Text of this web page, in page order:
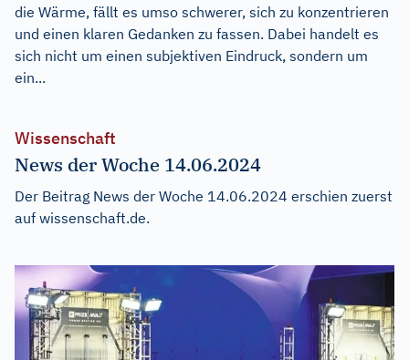
die Wärme, fällt es umso schwerer, sich zu konzentrieren
und einen klaren Gedanken zu fassen. Dabei handelt es
sich nicht um einen subjektiven Eindruck, sondern um
ein...
Wissenschaft
News der Woche 14.06.2024
Der Beitrag News der Woche 14.06.2024 erschien zuerst
auf wissenschaft.de.